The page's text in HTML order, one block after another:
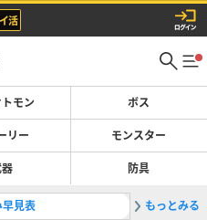
モン ボス
リー モンスター
防具
見表 2メルゼ
もっとみる